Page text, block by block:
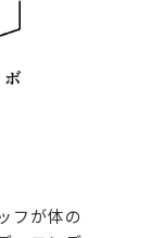
フが体の